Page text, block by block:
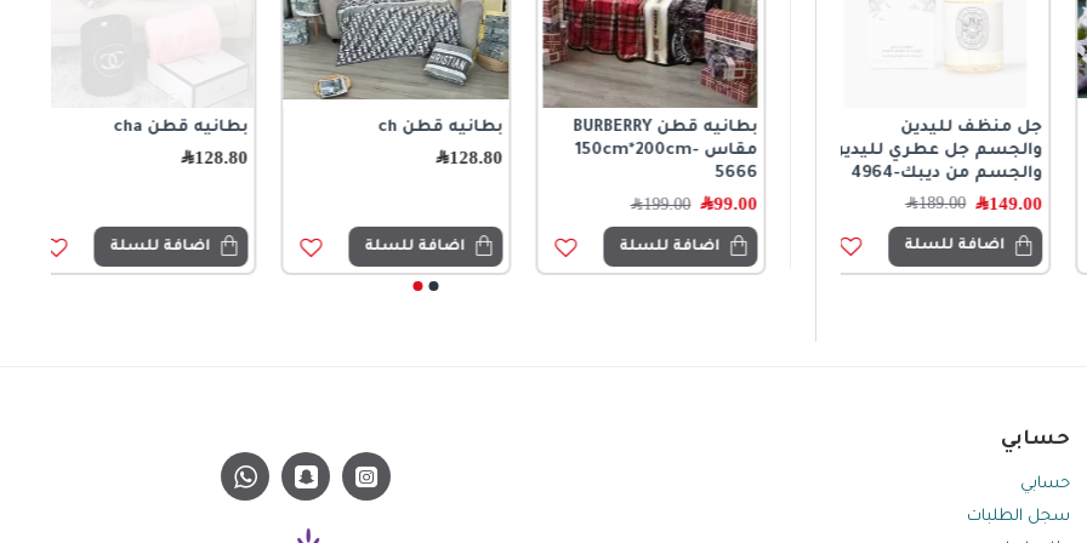
جل منظف لليدين
والجسم جل عطري لليدين
والجسم من ديبك-4964
149.00﷼ 189.00﷼
اضافة للسلة
بطانيه قطن 100%
198.95﷼
اضافة للسلة
بطانيه قطن BURBERRY
مقاس 150cm*200cm-
5666
99.00﷼ 199.00﷼
اضافة للسلة
بطانيه قطن ch
128.80﷼
اضافة للسلة
بطانيه قطن cha
128.80﷼
اضافة للسلة
حسابي
حسابي
سجل الطلبات